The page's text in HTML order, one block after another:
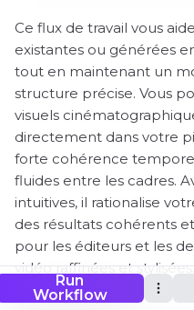
Run
Workflow
Ce flux de travail vous
existantes ou générées
tout en maintenant un
structure précise. Vous
visuels
directement dans votre
forte cohérence
fluides entre les cadres.
intuitives, il rationalise
des résultats cohérents
pour les éditeurs et les
vidéo raffinées et stylisées.